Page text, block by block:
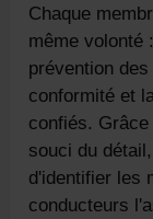
Chaque
même volonté
prévention
conformité et
confiés.
souci du
d'identifier les
conducteurs